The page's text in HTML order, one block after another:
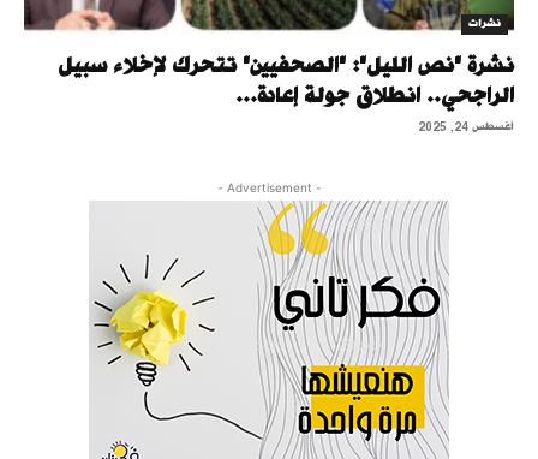
نشرات
نشرة "نص الليل": "الصحفيين" تتحرك لإخلاء سبيل
الراجحي.. انطلاق جولة إعادة...
أغسطس 24, 2025
- Advertisement -